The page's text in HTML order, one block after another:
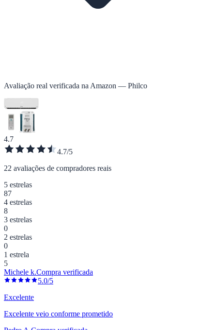
Avaliação real verificada na Amazon — Philco
4.7
4.7/5
22 avaliações de compradores reais
5 estrelas
87
4 estrelas
8
3 estrelas
0
2 estrelas
0
1 estrela
5
Michele k.Compra verificada
5.0/5
Excelente
Excelente veio conforme prometido